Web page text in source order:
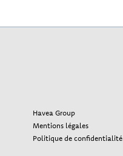
Havea Group
Mentions légales
Politique de confidentialité